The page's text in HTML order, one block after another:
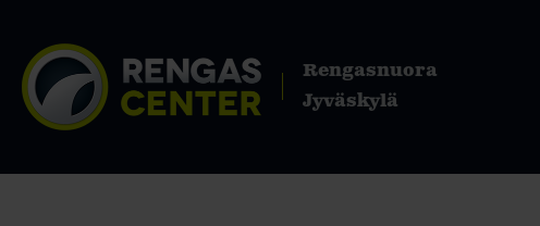
Rengasnuora
Jyväskylä